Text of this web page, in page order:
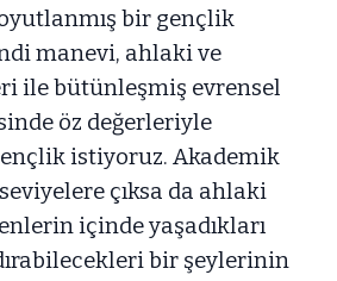
bir gençlik
manevi, ahlaki ve
ile bütünleşmiş evrensel
öz değerleriyle
istiyoruz. Akademik
çıksa da ahlaki
içinde yaşadıkları
bir şeylerinin